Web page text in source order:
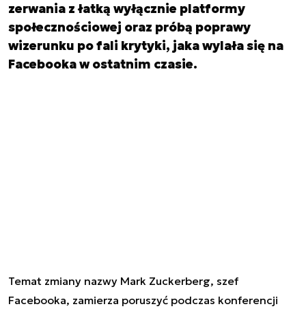
zerwania z łatką wyłącznie platformy
społecznościowej oraz próbą poprawy
wizerunku po fali krytyki, jaka wylała się na
Facebooka w ostatnim czasie.
Temat zmiany nazwy Mark Zuckerberg, szef
Facebooka, zamierza poruszyć podczas konferencji